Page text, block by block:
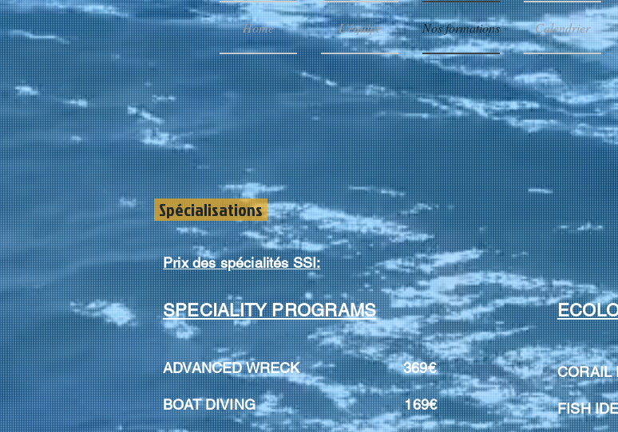
Home L'équipe Nos formations Calendrier
Spécialisations
Prix des spécialités SSI:
SPECIALITY PROGRAMS
ADVANCED WRECK369€
BOAT DIVING 169€ FISH